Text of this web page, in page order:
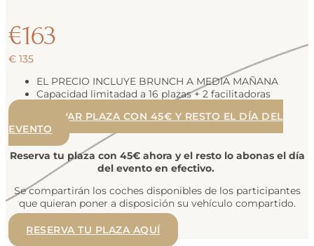
€163
€ 135
EL PRECIO INCLUYE BRUNCH A MEDIA MAÑANA
Capacidad limitadad a 16 plazas + 2 facilitadoras
RESERVAR PLAZA CON 45€ Y RESTO EL DÍA DEL
EVENTO
Reserva tu plaza con 45€ ahora y el resto lo abonas el día
del evento en efectivo.
Se compartirán los coches disponibles de los participantes
que quieran poner a disposición su vehículo compartido.
RESERVA TU PLAZA AQUÍ